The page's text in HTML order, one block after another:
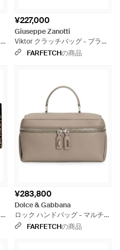
¥227,000
Giuseppe Zanotti
Viktor クラッチバッグ - ブラッ
ク
FARFETCHの商品
¥283,800
Dolce & Gabbana
ロック ハンドバッグ - マルチカ
ラーFARFETCHの商品